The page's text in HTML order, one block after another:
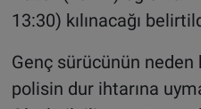
13:30) kılınacağı
Genç sürücünün neden
polisin dur ihtarına